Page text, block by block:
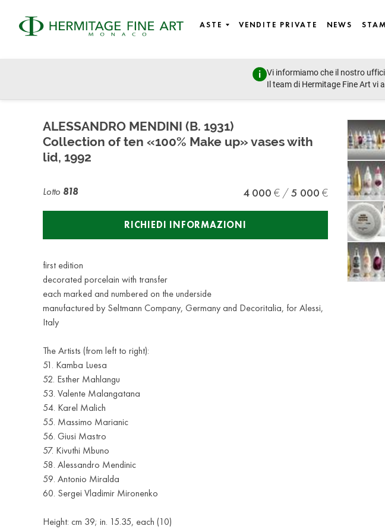
ASTE VENDITE PRIVATE NEWS
Vi informiamo che il nostro
Il team di Hermitage Fine Art vi
ALESSANDRO MENDINI (B. 1931)
Collection of ten «100% Make up» vases with
lid, 1992
Lotto 818 4 000 5 000
RICHIEDI INFORMAZIONI
first edition
decorated porcelain with transfer
each marked and numbered on the underside
manufactured by Seltmann Company, Germany and Decoritalia, for Alessi,
Italy
The Artists (from left to right):
51. Kamba Luesa
52. Esther Mahlangu
53. Valente Malangatana
54. Karel Malich
55. Massimo Marianic
56. Giusi Mastro
57. Kivuthi Mbuno
58. Alessandro Mendinic
59. Antonio Miralda
60. Sergei Vladimir Mironenko
Height: cm 39; in. 15.35, each (10)